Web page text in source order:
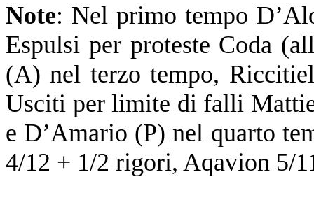
Note: Nel primo tempo
Espulsi per proteste Coda
(A) nel terzo tempo,
Usciti per limite di falli
e D’Amario (P) nel quarto
4/12 + 1/2 rigori, Aqavion 5/